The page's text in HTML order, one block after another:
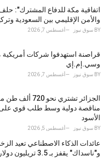
o
r
i
:
اتفاقية مكة للدفاع المشترك": حلف
والأمن الإقليمي بين السعودية
BY سوق نيوز أغسطس 7, 2026
قراصنة استهدفوا شركات أمريكية
وسي.إم.إي
BY سوق نيوز أغسطس 7, 2026
الجزائر تشتري
مناقصة دولية وسط طلب قوي على
الأسود
BY سوق نيوز أغسطس 5, 2026
عائدات الذكاء الاصطناعي تعيد
و"ناسداك" يقفز بـ 3.5 تريليون دولار